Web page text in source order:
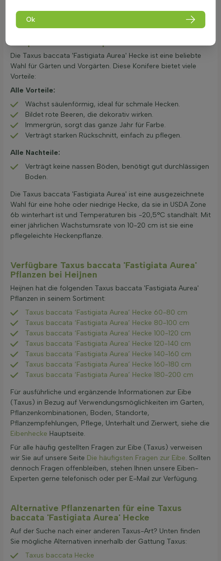
Die Taxus baccata 'Fastigiata Aurea' Hecke ist eine beliebte
Wahl für Gärten und Vorgärten. Diese Konifere bietet viele
Vorteile:
Alle Vorteile:
Wächst säulenförmig, ideal für schmale Hecken.
Bildet rote Beeren, die dekorativ wirken.
Immergrün, sorgt das ganze Jahr für Farbe.
Verträgt starken Rückschnitt, einfach zu pflegen.
Alle Nachteile:
Verträgt keine nassen Böden, benötigt gut durchlässigen
Boden.
Die Taxus baccata 'Fastigiata Aurea' ist eine ausgezeichnete
Wahl für eine hohe oder niedrige Hecke, da sie in USDA Zone
6b winterhart ist und Temperaturen bis -20,5°C standhält. Mit
einer jährlichen Wachstumsrate von 10-20 cm ist sie eine
pflegeleichte Heckenpflanze.
Verfügbare Taxus baccata 'Fastigiata Aurea'
Pflanzen bei Heijnen
Heijnen hat die folgenden Taxus baccata 'Fastigiata Aurea'
Pflanzen in seinem Sortiment:
Taxus baccata ‘Fastigiata Aurea’ Hecke 60-80 cm
Taxus baccata ‘Fastigiata Aurea’ Hecke 80-100 cm
Taxus baccata ‘Fastigiata Aurea’ Hecke 100-120 cm
Taxus baccata ‘Fastigiata Aurea’ Hecke 120-140 cm
Taxus baccata ‘Fastigiata Aurea’ Hecke 140-160 cm
Taxus baccata ‘Fastigiata Aurea’ Hecke 160-180 cm
Taxus baccata ‘Fastigiata Aurea’ Hecke 180-200 cm
Für ausführliche und ergänzende Informationen zur Eibe
(Taxus) in Bezug auf Verwendungsmöglichkeiten im Garten,
Pflanzenkombinationen, Boden, Standorte,
Pflanzempfehlungen, Pflege, Unterhalt und Zierwert, siehe die
Eibenhecke Hauptseite.
Für alle häufig gestellten Fragen zur Eibe (Taxus) verweisen
wir Sie auf unsere Seite Die häufigsten Fragen zur Eibe. Sollten
dennoch Fragen offenbleiben, stehen Ihnen unsere Eiben-
Experten gerne telefonisch oder per E-Mail zur Verfügung.
Alternative Pflanzenarten für eine Taxus
baccata 'Fastigiata Aurea' Hecke
Auf der Suche nach einer anderen Taxus-Art? Unten finden
Sie mögliche Alternativen innerhalb der Gattung Taxus:
Taxus baccata Hecke
Ok